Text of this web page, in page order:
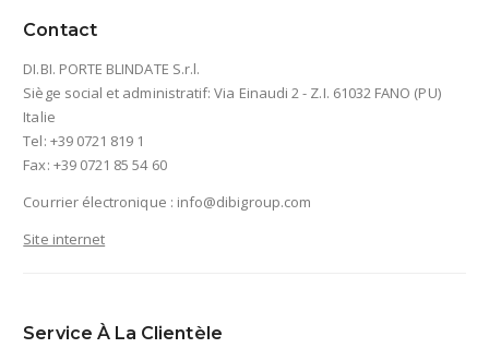
Contact
DI.BI. PORTE BLINDATE S.r.l.
Siège social et administratif: Via Einaudi 2 - Z.I. 61032 FANO (PU)
Italie
Tel: +39 0721 819 1
Fax: +39 0721 85 54 60
Courrier électronique : info@dibigroup.com
Site internet
Service À La Clientèle